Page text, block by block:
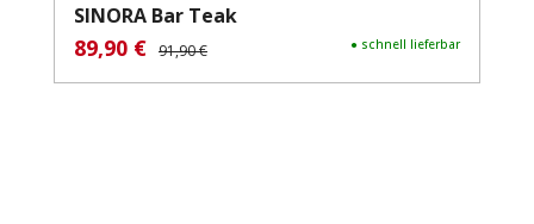
SINORA Bar Teak
Verkaufspreis:
89,90 € Regulärer Preis:
91,90 € ● schnell lieferbar